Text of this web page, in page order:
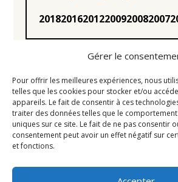
Gérer le
Pour offrir les meilleures expériences, nous
telles que les cookies pour stocker et/ou
appareils. Le fait de consentir à ces
traiter des données telles que le
uniques sur ce site. Le fait de ne pas consentir
consentement peut avoir un effet négatif sur
et fonctions.
201820162012200920082007
Statuts
Règlement
Mentions